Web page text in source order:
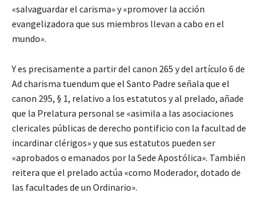
«salvaguardar el carisma» y «promover la acción
evangelizadora que sus miembros llevan a cabo en el
mundo».
Y es precisamente a partir del canon 265 y del artículo 6 de
Ad charisma tuendum que el Santo Padre señala que el
canon 295, § 1, relativo a los estatutos y al prelado, añade
que la Prelatura personal se «asimila a las asociaciones
clericales públicas de derecho pontificio con la facultad de
incardinar clérigos» y que sus estatutos pueden ser
«aprobados o emanados por la Sede Apostólica». También
reitera que el prelado actúa «como Moderador, dotado de
las facultades de un Ordinario».